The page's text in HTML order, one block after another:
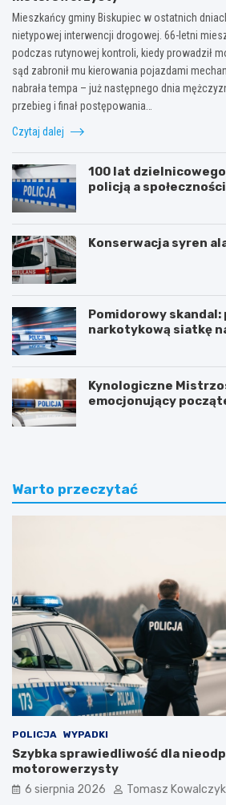
Mieszkańcy gminy Biskupiec w ostatnich
nietypowej interwencji drogowej. 66-letni
podczas rutynowej kontroli, kiedy prowadził
sąd zabronił mu kierowania pojazdami
nabrała tempa – już następnego dnia
przebieg i finał postępowania…
Czytaj dalej
100 lat
policją a
Konserwacja syren
Pomidorowy
narkotykową siatkę
Kynologiczne
emocjonujący
Warto przeczytać
POLICJA WYPADKI
Szybka sprawiedliwość dla
motorowerzysty
6 sierpnia 2026 Tomasz Kowalczyk